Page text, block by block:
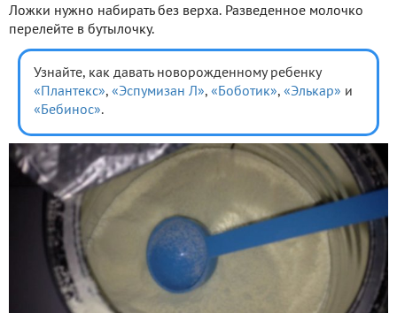
Ложки нужно набирать без верха. Разведенное молочко
перелейте в бутылочку.
Узнайте, как давать новорожденному ребенку
«Плантекс», «Эспумизан Л», «Боботик», «Элькар» и
«Бебинос».